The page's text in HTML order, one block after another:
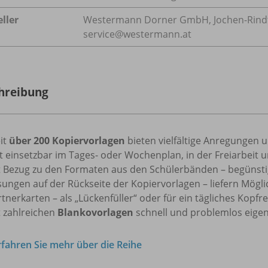
Westermann Dorner GmbH, Jochen-
service@westermann.at
über 200 Kopiervorlagen bieten vielfältige Anregungen
einsetzbar im Tages- oder Wochenplan, in der Freiarbeit
Bezug zu den Formaten aus den Schülerbänden –
auf der Rückseite der Kopiervorlagen – liefern
– als „Lückenfüller“ oder für ein tägliches
zahlreichen Blankovorlagen schnell und problemlos
Sie mehr über die Reihe